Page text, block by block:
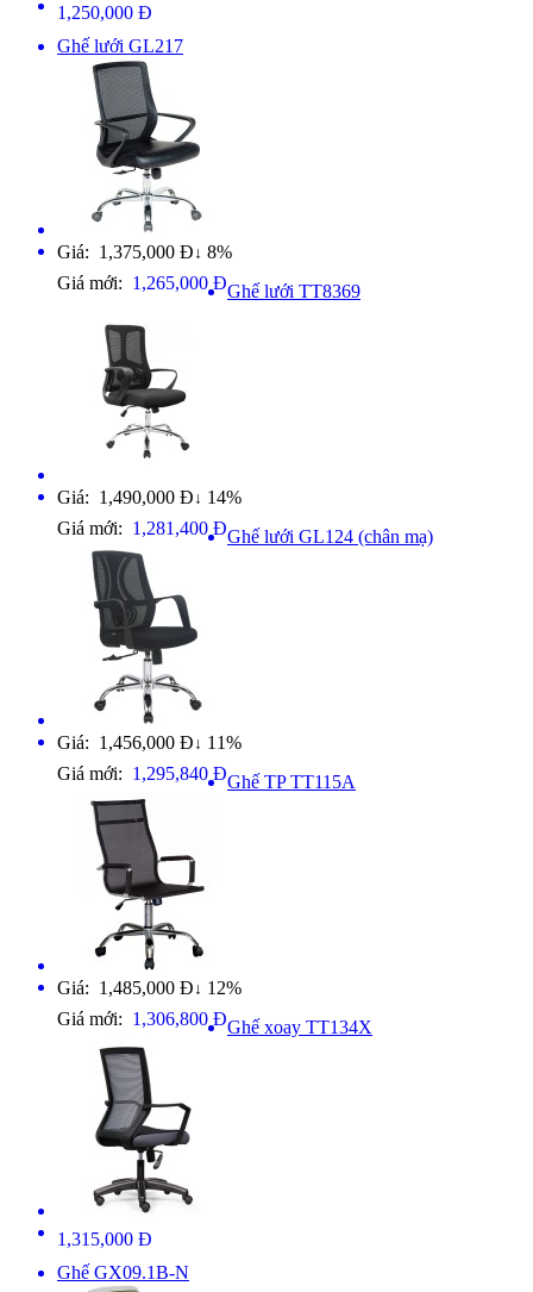
1,250,000 Đ
Ghế lưới GL217
Giá: 1,375,000 Đ ↓ 8%
Giá mới: 1,265,000 ĐGhế lưới TT8369
Giá: 1,490,000 Đ ↓ 14%
Giá mới: 1,281,400 ĐGhế lưới GL124 (chân mạ)
Giá: 1,456,000 Đ ↓ 11%
Giá mới: 1,295,840 ĐGhế TP TT115A
Giá: 1,485,000 Đ ↓ 12%
Giá mới: 1,306,800 ĐGhế xoay TT134X
1,315,000 Đ
Ghế GX09.1B-N